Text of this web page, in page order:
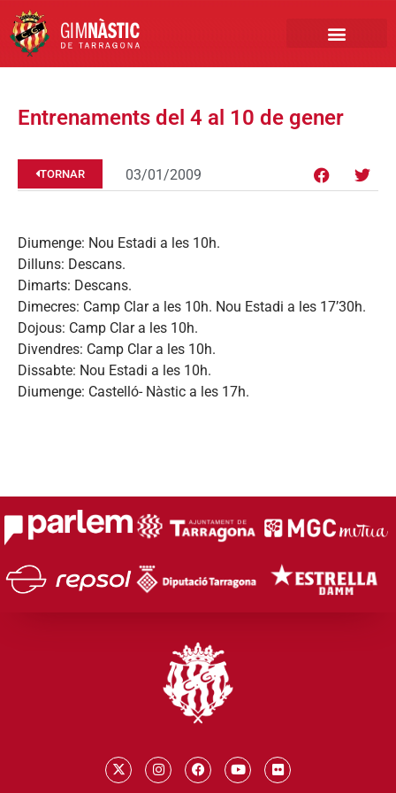
Entrenaments del 4 al 10 de gener
TORNAR 03/01/2009
Diumenge: Nou Estadi a les 10h.
Dilluns: Descans.
Dimarts: Descans.
Dimecres: Camp Clar a les 10h. Nou Estadi a les 17’30h.
Dojous: Camp Clar a les 10h.
Divendres: Camp Clar a les 10h.
Dissabte: Nou Estadi a les 10h.
Diumenge: Castelló- Nàstic a les 17h.